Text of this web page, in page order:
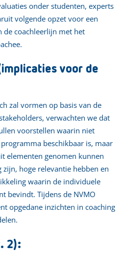
onder studenten, experts
volgende opzet voor een
de coachleerlijn met het
voor de
zal vormen op basis van de
verwachten we dat
voorstellen waarin niet
beschikbaar is, maar
elementen genomen kunnen
hoge relevantie hebben en
waarin de individuele
bevindt. Tijdens de NVMO
opgedane inzichten in coaching
2):